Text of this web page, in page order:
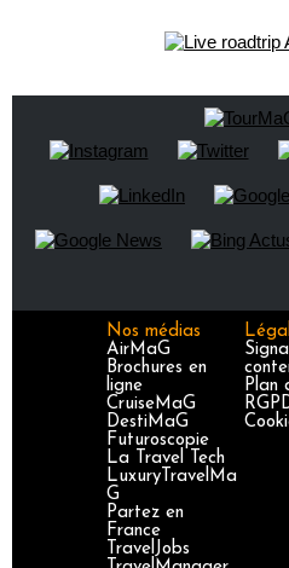
Nos médias
AirMaG
Brochures en
ligne
CruiseMaG
DestiMaG
Futuroscopie
La Travel Tech
LuxuryTravelMa
G
Partez en
France
TravelJobs
Plan